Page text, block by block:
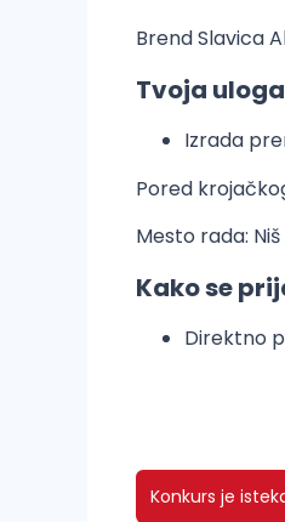
Brend Slavica
Tvoja
Izrada
Pored
Mesto rada: Niš
Kako se
Direktno
Konkurs je